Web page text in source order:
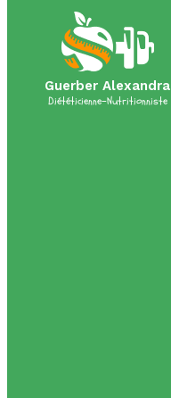
Guerber Alexandra
Diététicienne-Nutritionniste